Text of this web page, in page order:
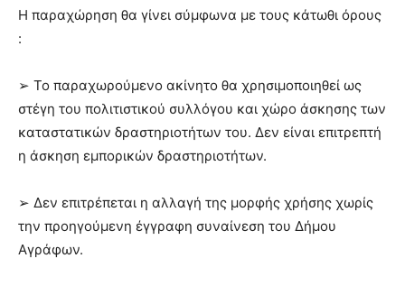
Η παραχώρηση θα γίνει σύμφωνα με τους κάτωθι όρους
:
➢ Το παραχωρούμενο ακίνητο θα χρησιμοποιηθεί ως
στέγη του πολιτιστικού συλλόγου και χώρο άσκησης των
καταστατικών δραστηριοτήτων του. Δεν είναι επιτρεπτή
η άσκηση εμπορικών δραστηριοτήτων.
➢ Δεν επιτρέπεται η αλλαγή της μορφής χρήσης χωρίς
την προηγούμενη έγγραφη συναίνεση του Δήμου
Αγράφων.